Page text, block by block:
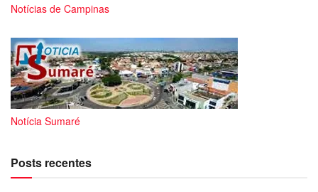
Notícias de Campinas
Notícia Sumaré
Posts recentes